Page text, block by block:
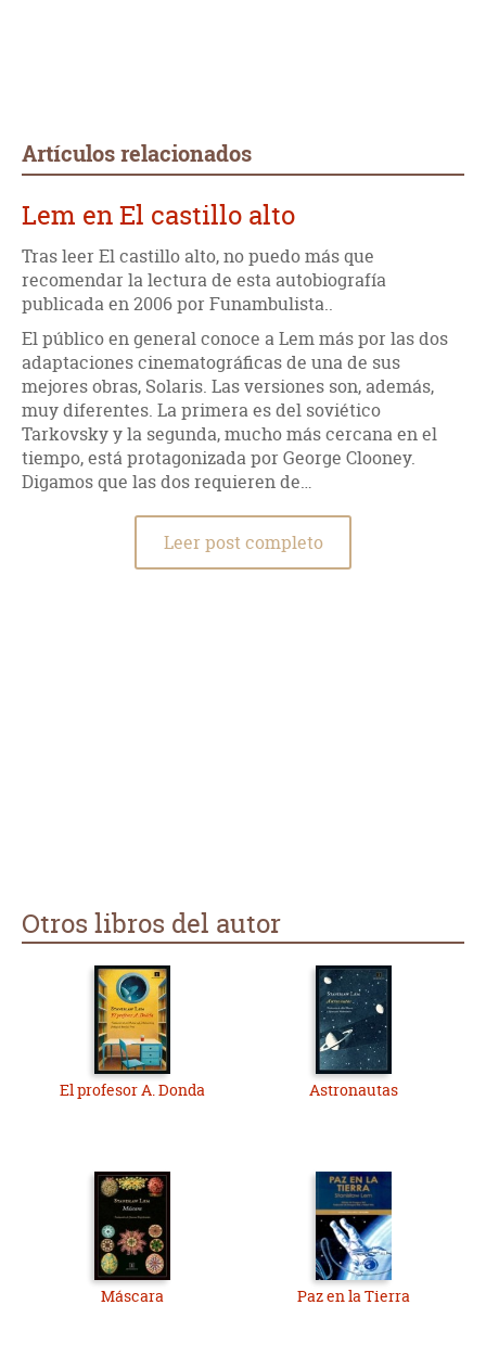
Artículos relacionados
Lem en El castillo alto
Tras leer El castillo alto, no puedo más que
recomendar la lectura de esta autobiografía
publicada en 2006 por Funambulista..
El público en general conoce a Lem más por las dos
adaptaciones cinematográficas de una de sus
mejores obras, Solaris. Las versiones son, además,
muy diferentes. La primera es del soviético
Tarkovsky y la segunda, mucho más cercana en el
tiempo, está protagonizada por George Clooney.
Digamos que las dos requieren de…
Leer post completo
Otros libros del autor
El profesor A. Donda Astronautas
Máscara Paz en la Tierra